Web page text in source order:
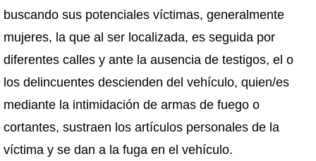
buscando sus potenciales víctimas, generalmente
mujeres, la que al ser localizada, es seguida por
diferentes calles y ante la ausencia de testigos, el o
los delincuentes descienden del vehículo, quien/es
mediante la intimidación de armas de fuego o
cortantes, sustraen los artículos personales de la
víctima y se dan a la fuga en el vehículo.